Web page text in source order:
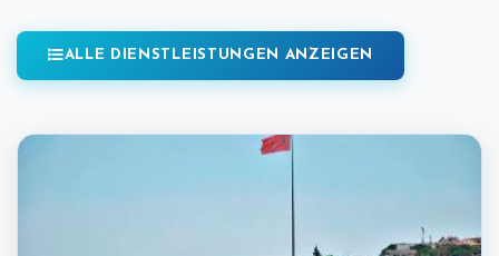
ALLE DIENSTLEISTUNGEN ANZEIGEN